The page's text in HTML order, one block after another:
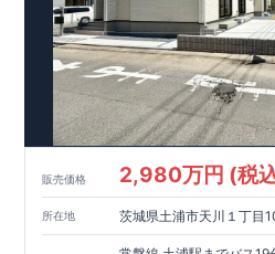
販売価格 2,980万円 (税
所在地 茨城県土浦市天川１丁目